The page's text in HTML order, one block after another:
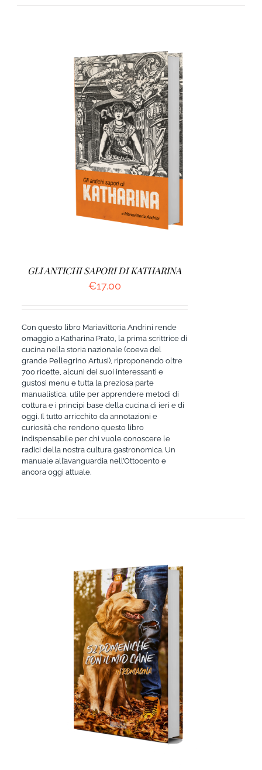
AGGIUNGI AL CARRELLO / DETTAGLI
GLI ANTICHI SAPORI DI KATHARINA
€17.00
Con questo libro Mariavittoria Andrini rende
omaggio a Katharina Prato, la prima scrittrice di
cucina nella storia nazionale (coeva del
grande Pellegrino Artusi), riproponendo oltre
700 ricette, alcuni dei suoi interessanti e
gustosi menu e tutta la preziosa parte
manualistica, utile per apprendere metodi di
cottura e i principi base della cucina di ieri e di
oggi. Il tutto arricchito da annotazioni e
curiosità che rendono questo libro
indispensabile per chi vuole conoscere le
radici della nostra cultura gastronomica. Un
manuale all’avanguardia nell’Ottocento e
ancora oggi attuale.
AGGIUNGI AL CARRELLO /